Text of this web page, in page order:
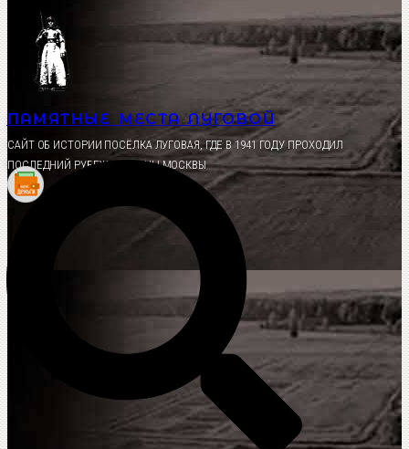
Перейти
содержимому
ПАМЯТНЫЕ МЕСТА ЛУГОВОЙ
CАЙТ ОБ ИСТОРИИ ПОСЁЛКА ЛУГОВАЯ, ГДЕ В 1941 ГОДУ ПРОХОДИЛ
ПОСЛЕДНИЙ РУБЕЖ ОБОРОНЫ МОСКВЫ